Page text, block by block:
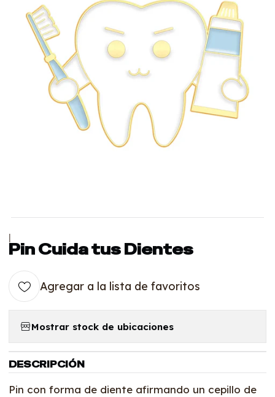
Pin Cuida tus Dientes
Agregar a la lista de favoritos
Mostrar stock de ubicaciones
DESCRIPCIÓN
Pin con forma de diente afirmando un cepillo de